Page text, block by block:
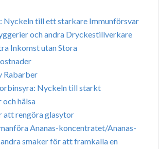
Nyckeln till ett starkare Immunförsvar
och andra Dryckestillverkare
Inkomst utan Stora
Rabarber
Nyckeln till starkt
hälsa
att rengöra glasytor
Ananas-koncentratet/Ananas-
smaker för att framkalla en